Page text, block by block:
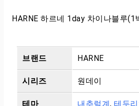
HARNE 하르네 1day 차이나블루(1
브랜드 HARNE
시리즈 원데이
테마 내추럴계, 테두